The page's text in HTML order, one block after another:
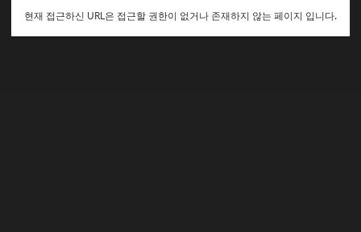
현재 접근하신 URL은 접근할 권한이 없거나 존재하지 않는 페이지 입니다.